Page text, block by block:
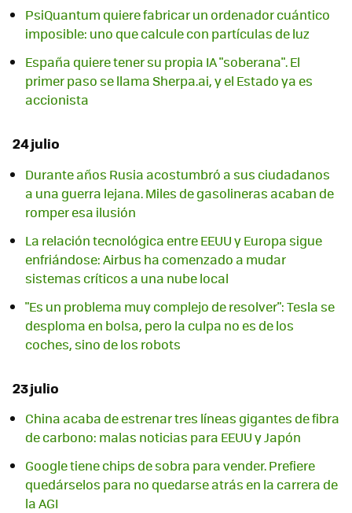
PsiQuantum quiere fabricar un ordenador cuántico
imposible: uno que calcule con partículas de luz
España quiere tener su propia IA "soberana". El
primer paso se llama Sherpa.ai, y el Estado ya es
accionista
24 julio
Durante años Rusia acostumbró a sus ciudadanos
a una guerra lejana. Miles de gasolineras acaban de
romper esa ilusión
La relación tecnológica entre EEUU y Europa sigue
enfriándose: Airbus ha comenzado a mudar
sistemas críticos a una nube local
"Es un problema muy complejo de resolver": Tesla se
desploma en bolsa, pero la culpa no es de los
coches, sino de los robots
23 julio
China acaba de estrenar tres líneas gigantes de fibra
de carbono: malas noticias para EEUU y Japón
Google tiene chips de sobra para vender. Prefiere
quedárselos para no quedarse atrás en la carrera de
la AGI